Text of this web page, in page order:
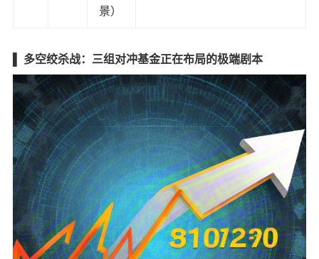
景）
▌ 多空绞杀战：三组对冲基金正在布局的极端剧本